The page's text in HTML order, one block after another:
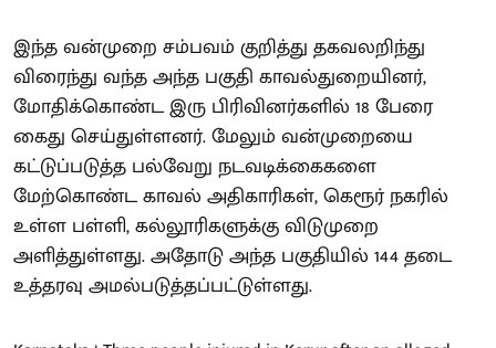
இந்த வன்முறை சம்பவம் குறித்து தகவலறிந்து
விரைந்து வந்த அந்த பகுதி காவல்துறையினர்,
மோதிக்கொண்ட இரு பிரிவினர்களில் 18 பேரை
கைது செய்துள்ளனர். மேலும் வன்முறையை
கட்டுப்படுத்த பல்வேறு நடவடிக்கைகளை
மேற்கொண்ட காவல் அதிகாரிகள், கெரூர் நகரில்
உள்ள பள்ளி, கல்லூரிகளுக்கு விடுமுறை
அளித்துள்ளது. அதோடு அந்த பகுதியில் 144 தடை
உத்தரவு அமல்படுத்தப்பட்டுள்ளது.